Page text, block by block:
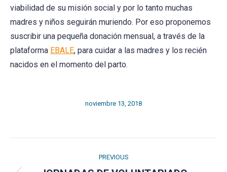
viabilidad de su misión social y por lo tanto muchas
madres y niños seguirán muriendo. Por eso proponemos
suscribir una pequeña donación mensual, a través de la
plataforma EBALE, para cuidar a las madres y los recién
nacidos en el momento del parto.
noviembre 13, 2018
PREVIOUS